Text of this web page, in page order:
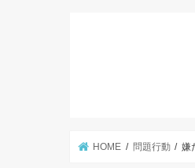
HOME 問題行動 嫌